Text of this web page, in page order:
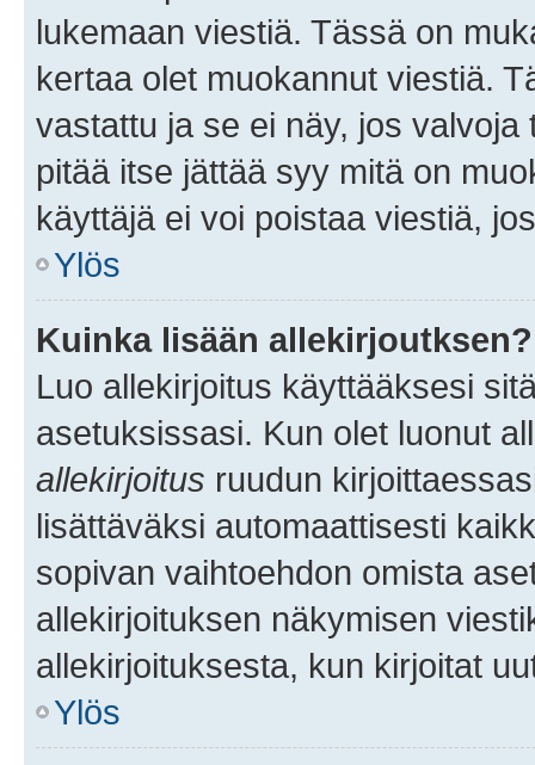
lukemaan viestiä. Tässä on
kertaa olet muokannut viestiä.
vastattu ja se ei näy, jos
pitää itse jättää syy mitä on
käyttäjä ei voi poistaa viestiä,
Ylös
Kuinka lisään allekirjoutksen?
Luo allekirjoitus käyttääksesi
asetuksissasi. Kun olet luonut
allekirjoitus ruudun
lisättäväksi automaattisesti
sopivan vaihtoehdon omista
allekirjoituksen näkymisen
allekirjoituksesta, kun kirjoitat
Ylös